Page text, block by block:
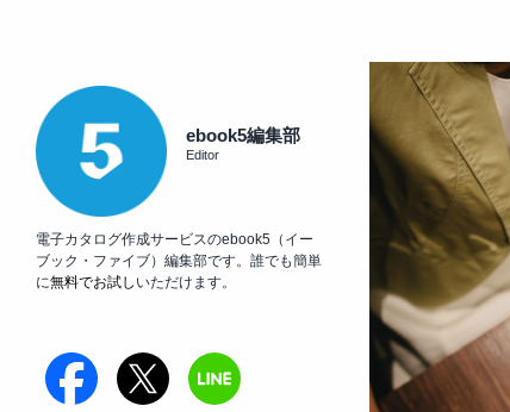
ebook5編集部
Editor
電子カタログ作成サービスのebook5（イー
ブック・ファイブ）編集部です。誰でも簡単
に無料でお試し いただけます。